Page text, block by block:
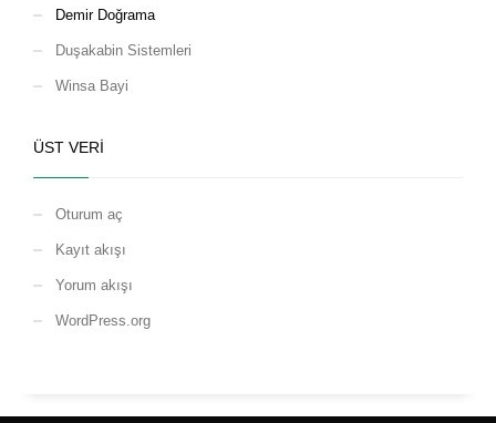
Demir Doğrama
Duşakabin Sistemleri
Winsa Bayi
ÜST VERI
Oturum aç
Kayıt akışı
Yorum akışı
WordPress.org